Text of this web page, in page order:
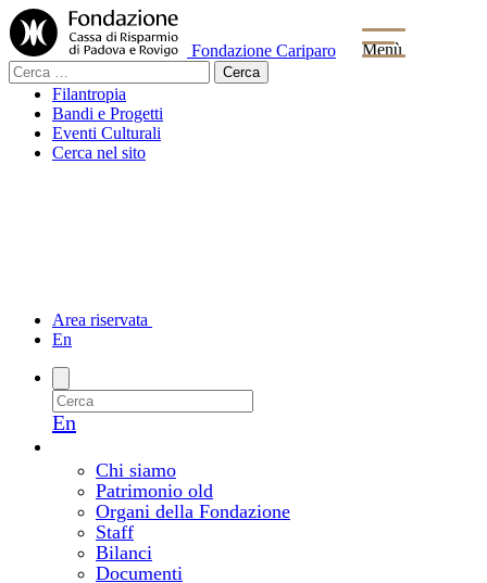
Fondazione Cariparo
Ricerca
per:
Filantropia
Bandi e Progetti
Eventi Culturali
Cerca nel sito
Area riservata
En
Menù
En
Chi siamo
Patrimonio old
Organi della Fondazione
Staff
Bilanci
Documenti